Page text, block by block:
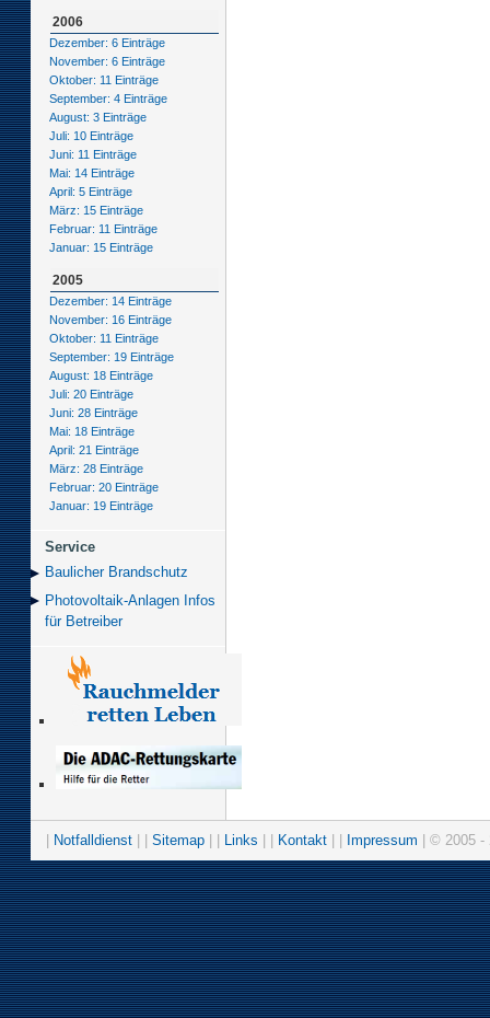
2006
Dezember: 6 Einträge
November: 6 Einträge
Oktober: 11 Einträge
September: 4 Einträge
August: 3 Einträge
Juli: 10 Einträge
Juni: 11 Einträge
Mai: 14 Einträge
April: 5 Einträge
März: 15 Einträge
Februar: 11 Einträge
Januar: 15 Einträge
2005
Dezember: 14 Einträge
November: 16 Einträge
Oktober: 11 Einträge
September: 19 Einträge
August: 18 Einträge
Juli: 20 Einträge
Juni: 28 Einträge
Mai: 18 Einträge
April: 21 Einträge
März: 28 Einträge
Februar: 20 Einträge
Januar: 19 Einträge
Service
Baulicher Brand­schutz
Photovoltaik-Anlagen Infos
für Betreiber
Notfalldienst Sitemap Links Kontakt Impressum | © 2005 -